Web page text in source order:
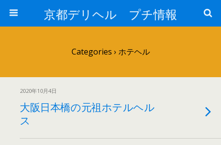
京都デリヘル プチ情報
Categories › ホテヘル
2020年10月4日
大阪日本橋の元祖ホテルヘル
ス